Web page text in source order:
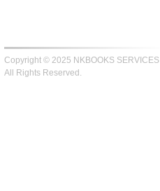
Copyright © 2025 NKBOOKS SERVICES
All Rights Reserved.